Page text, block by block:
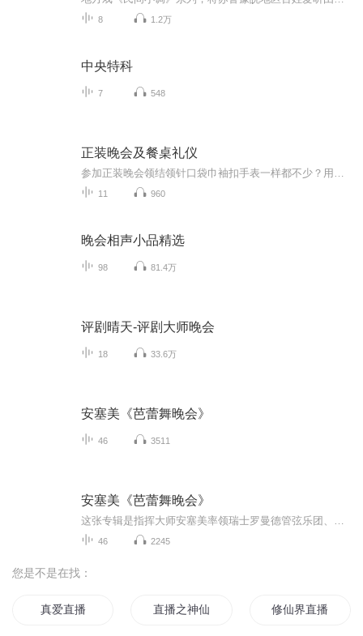
8 1.2万
中央特科
7 548
正装晚会及餐桌礼仪
11 960
晚会相声小品精选
98 81.4万
评剧晴天-评剧大师晚会
18 33.6万
安塞美《芭蕾舞晚会》
46 3511
安塞美《芭蕾舞晚会》
46 2245
您是不是在找：
真爱直播 直播之神仙也要当主播 修仙界直播